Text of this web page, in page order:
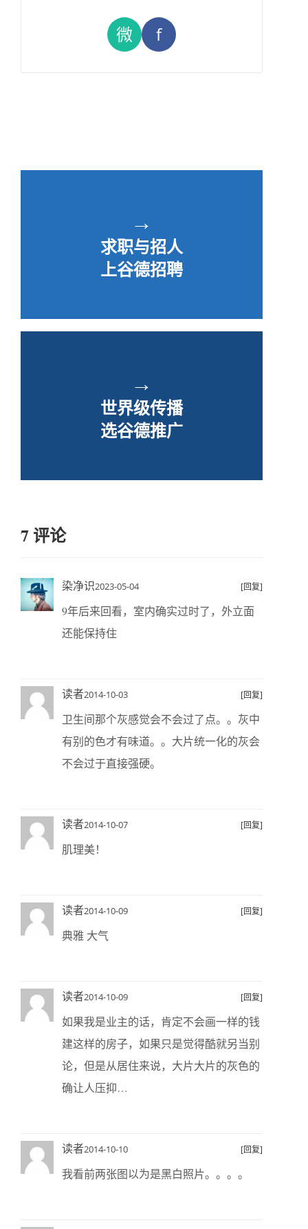
微 f
→
求职与招人
上谷德招聘
→
世界级传播
选谷德推广
7 评论
染净识2023-05-04 [回复]
9年后来回看，室内确实过时了，外立面
还能保持住
读者2014-10-03 [回复]
卫生间那个灰感觉会不会过了点。。灰中
有别的色才有味道。。大片统一化的灰会
不会过于直接强硬。
读者2014-10-07 [回复]
肌理美！
读者2014-10-09 [回复]
典雅 大气
读者2014-10-09 [回复]
如果我是业主的话，肯定不会画一样的钱
建这样的房子，如果只是觉得酷就另当别
论，但是从居住来说，大片大片的灰色的
确让人压抑…
读者2014-10-10 [回复]
我看前两张图以为是黑白照片。。。。